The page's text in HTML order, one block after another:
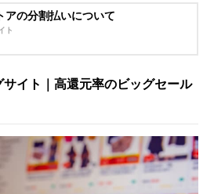
の分割払いについて
ト
イト｜高還元率のビッグセール